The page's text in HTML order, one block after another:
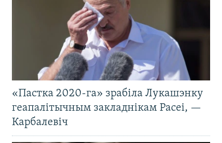
«Пастка 2020-га» зрабіла Лукашэнку
геапалітычным закладнікам Расеі, —
Карбалевіч